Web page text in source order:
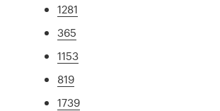
1281
365
1153
819
1739